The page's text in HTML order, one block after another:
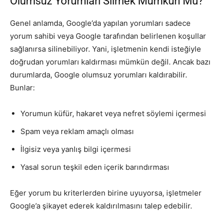
Genel anlamda, Google’da yapılan yorumları sadece
yorum sahibi veya Google tarafından belirlenen koşullar
sağlanırsa silinebiliyor. Yani, işletmenin kendi isteğiyle
doğrudan yorumları kaldırması mümkün değil. Ancak bazı
durumlarda, Google olumsuz yorumları kaldırabilir.
Bunlar:
Yorumun küfür, hakaret veya nefret söylemi içermesi
Spam veya reklam amaçlı olması
İlgisiz veya yanlış bilgi içermesi
Yasal sorun teşkil eden içerik barındırması
Eğer yorum bu kriterlerden birine uyuyorsa, işletmeler
Google’a şikayet ederek kaldırılmasını talep edebilir.